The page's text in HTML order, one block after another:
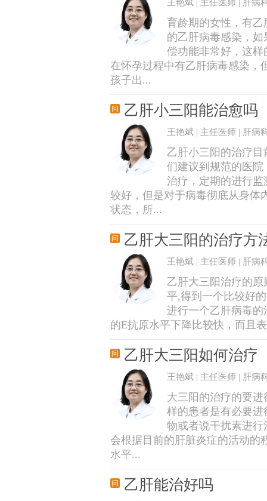
王艳斌 | 主任医师 | 肝病
育龄期的女性，有
的乙肝病毒感染，
偿功能非常好，这
在怀孕过程中有乙肝病毒感染，
孩子出...
乙肝小三阳能治愈吗
王艳斌 | 主任医师 | 肝病
乙肝小三阳的治疗
们建议到规范的医
治疗，定期的进行
较好，但是对于病毒彻底从身体
状态，所...
乙肝大三阳的治疗方
王艳斌 | 主任医师 | 肝病
乙肝大三阳治疗的
平,得到一个比较好
进行一个乙肝病毒
的E抗原水平下降比较快，而且
乙肝大三阳如何治疗
王艳斌 | 主任医师 | 肝病
大三阳的治疗的要
样的患者是有必要
物或者说干扰素进
会根据目前的肝脏炎症的活动的
水平...
乙肝能治好吗